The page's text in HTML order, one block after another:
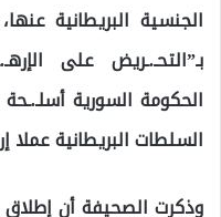
الجنسية البريطانية
بـ”التحـ.ـريض على
الحكومة السورية
السلطات البريطانية عملا
وذكرت الصحيفة أن إطلاق